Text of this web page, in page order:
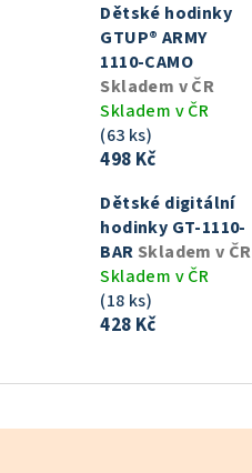
Dětské hodinky
GTUP® ARMY
1110-CAMO
Skladem v ČR
Skladem v ČR
(63 ks)
498 Kč
Dětské digitální
hodinky GT-1110-
BAR Skladem v ČR
Skladem v ČR
(18 ks)
428 Kč